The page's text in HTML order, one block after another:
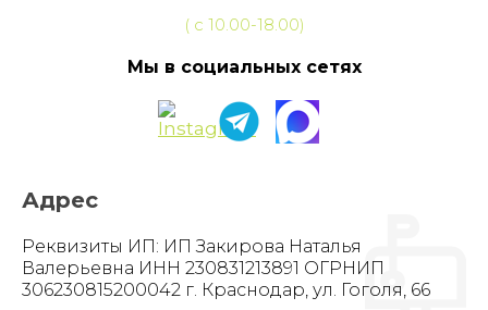
( с 10.00-18.00)
Мы в социальных сетях
Адрес
Реквизиты ИП: ИП Закирова Наталья
Валерьевна ИНН 230831213891 ОГРНИП
306230815200042 г. Краснодар, ул. Гоголя, 66